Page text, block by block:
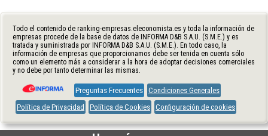
Todo el contenido de ranking-empresas.eleconomista.es y toda la información de
empresas procede de la base de datos de INFORMA D&B S.A.U. (S.M.E.) y es
tratada y suministrada por INFORMA D&B S.A.U. (S.M.E.). En todo caso, la
información de empresas que proporcionamos debe ser tenida en cuenta sólo
como un elemento más a considerar a la hora de adoptar decisiones comerciales
y no debe por tanto determinar las mismas.
Preguntas Frecuentes Condiciones Generales
Política de Privacidad
Política de Cookies Configuración de cookies